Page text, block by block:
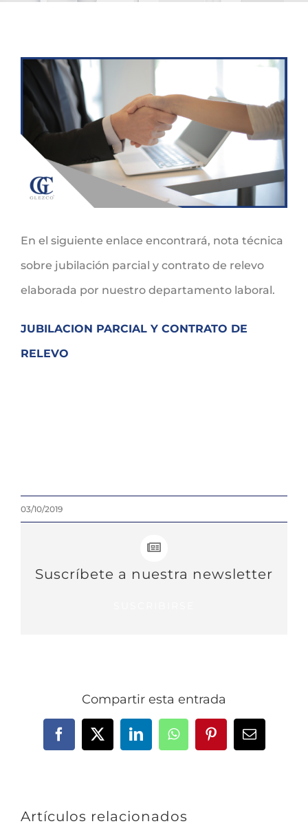
imagen
más
grande
En el siguiente enlace encontrará, nota técnica
sobre jubilación parcial y contrato de relevo
elaborada por nuestro departamento laboral.
JUBILACION PARCIAL Y CONTRATO DE
RELEVO
03/10/2019
Suscríbete a nuestra newsletter
Compartir esta entrada
Facebook
X LinkedInWhatsAppPinterestCorreo
Artículos relacionados